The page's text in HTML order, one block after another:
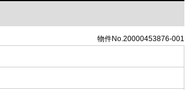
物件No.20000453876-001